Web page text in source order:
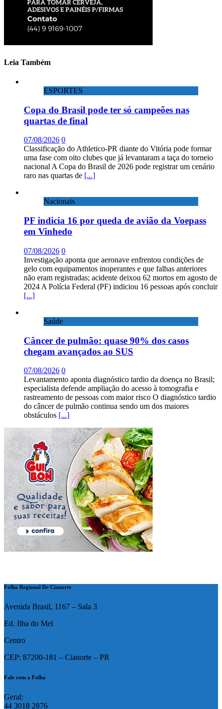
Leia Também
ESPORTES
Copa do Brasil pode ter só campeões nas
quartas de final
07/08/2026 0
Classificação do Athletico-PR diante do Vitória pode formar
uma fase com oito clubes que já levantaram a taça do torneio
nacional A Copa do Brasil de 2026 pode registrar um cenário
raro nas quartas de [...]
Nacionais
PF indicia 16 por queda de avião da Voepass
em Vinhedo
07/08/2026 0
Investigação aponta que aeronave enfrentou condições de
gelo com equipamentos inoperantes e que falhas anteriores
não eram registradas; acidente deixou 62 mortos em agosto de
2024 A Polícia Federal (PF) indiciou 16 pessoas após concluir
[...]
Saúde
Câncer de pulmão: quase 90% dos casos
chegam avançados ao SUS
07/08/2026 0
Levantamento aponta diagnóstico tardio da doença no Brasil;
especialista defende ampliação do acesso à tomografia e
rastreamento de pessoas com maior risco O diagnóstico tardio
do câncer de pulmão continua sendo um dos maiores
obstáculos [...]
Folha Regional De Cianorte
Avenida Brasil, 1167 – Sala 3
Ed. Ilha do Mel
Centro
CEP: 87200-181 – Cianorte – PR
Fale com a Folha
Geral:
44 3018 2876